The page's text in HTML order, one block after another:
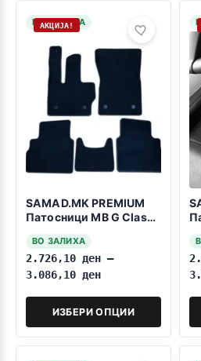
НА ЗАЛИХА
АКЦИЈА!
SAMAD.MK PREMIUM
Патосници MB G Class
ВО ЗАЛИХА
2.726,10 ден –
3.086,10 ден
ИЗБЕРИ ОПЦИИ